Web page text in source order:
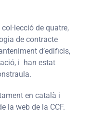
de quatre,
de contracte
d’edificis,
i han estat
en català i
la web de la CCF.